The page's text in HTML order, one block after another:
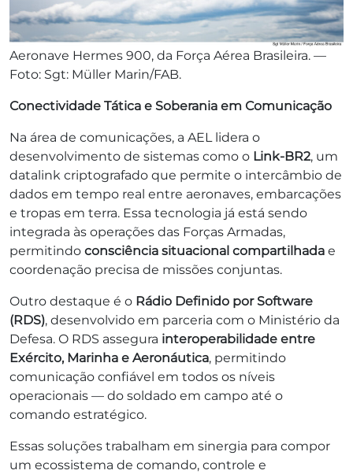
Aeronave Hermes 900, da Força Aérea Brasileira. —
Foto: Sgt: Müller Marin/FAB.
Conectividade Tática e Soberania em Comunicação
Na área de comunicações, a AEL lidera o
desenvolvimento de sistemas como o Link-BR2, um
datalink criptografado que permite o intercâmbio de
dados em tempo real entre aeronaves, embarcações
e tropas em terra. Essa tecnologia já está sendo
integrada às operações das Forças Armadas,
permitindo consciência situacional compartilhada e
coordenação precisa de missões conjuntas.
Outro destaque é o Rádio Definido por Software
(RDS), desenvolvido em parceria com o Ministério da
Defesa. O RDS assegura interoperabilidade entre
Exército, Marinha e Aeronáutica, permitindo
comunicação confiável em todos os níveis
operacionais — do soldado em campo até o
comando estratégico.
Essas soluções trabalham em sinergia para compor
um ecossistema de comando, controle e